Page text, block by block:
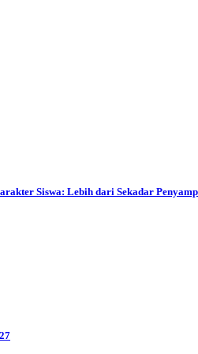
Siswa: Lebih dari Sekadar